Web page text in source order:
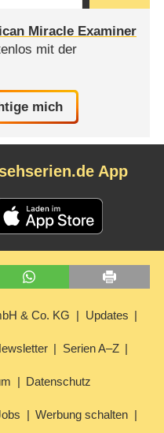
Miracle Examiner
mit der
mich
App
& Co. KG Updates
Serien A–Z
Datenschutz
Werbung schalten